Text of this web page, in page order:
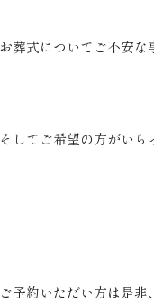
お葬式についてご不安
そしてご希望の方がい
ご予約いただい方は是